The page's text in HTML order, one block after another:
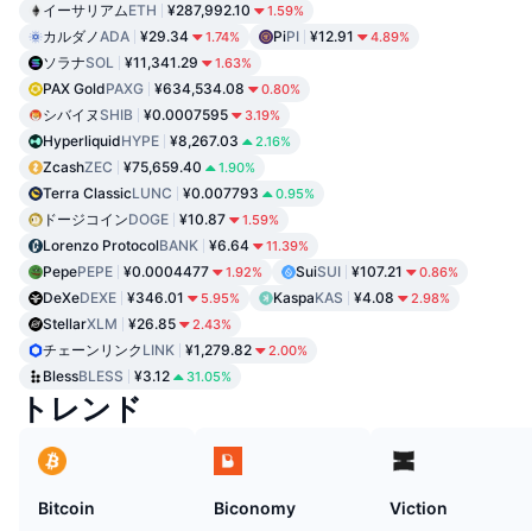
イーサリアムETH ¥287,992.10 1.59%
カルダノADA ¥29.34 1.74% PiPI ¥12.91 4.89%
ソラナSOL ¥11,341.29 1.63%
PAX GoldPAXG ¥634,534.08 0.80%
シバイヌ SHIB ¥0.0007595 3.19%
HyperliquidHYPE ¥8,267.03 2.16%
ZcashZEC ¥75,659.40 1.90%
Terra ClassicLUNC ¥0.007793 0.95%
ドージコインDOGE ¥10.87 1.59%
Lorenzo ProtocolBANK ¥6.64 11.39%
PepePEPE ¥0.0004477 1.92% SuiSUI ¥107.21 0.86%
DeXeDEXE ¥346.01 5.95% KaspaKAS ¥4.08 2.98%
StellarXLM ¥26.85 2.43%
チェーンリンク LINK ¥1,279.82 2.00%
BlessBLESS ¥3.12 31.05%
トレンド
Bitcoin
Biconomy
Viction